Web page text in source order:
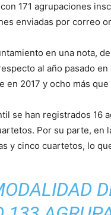
171 agrupaciones
enviadas por correo
en una nota,
al año pasado
en 2017 y ocho más
se han registrados 16
Por su parte, en
y cinco cuartetos, lo